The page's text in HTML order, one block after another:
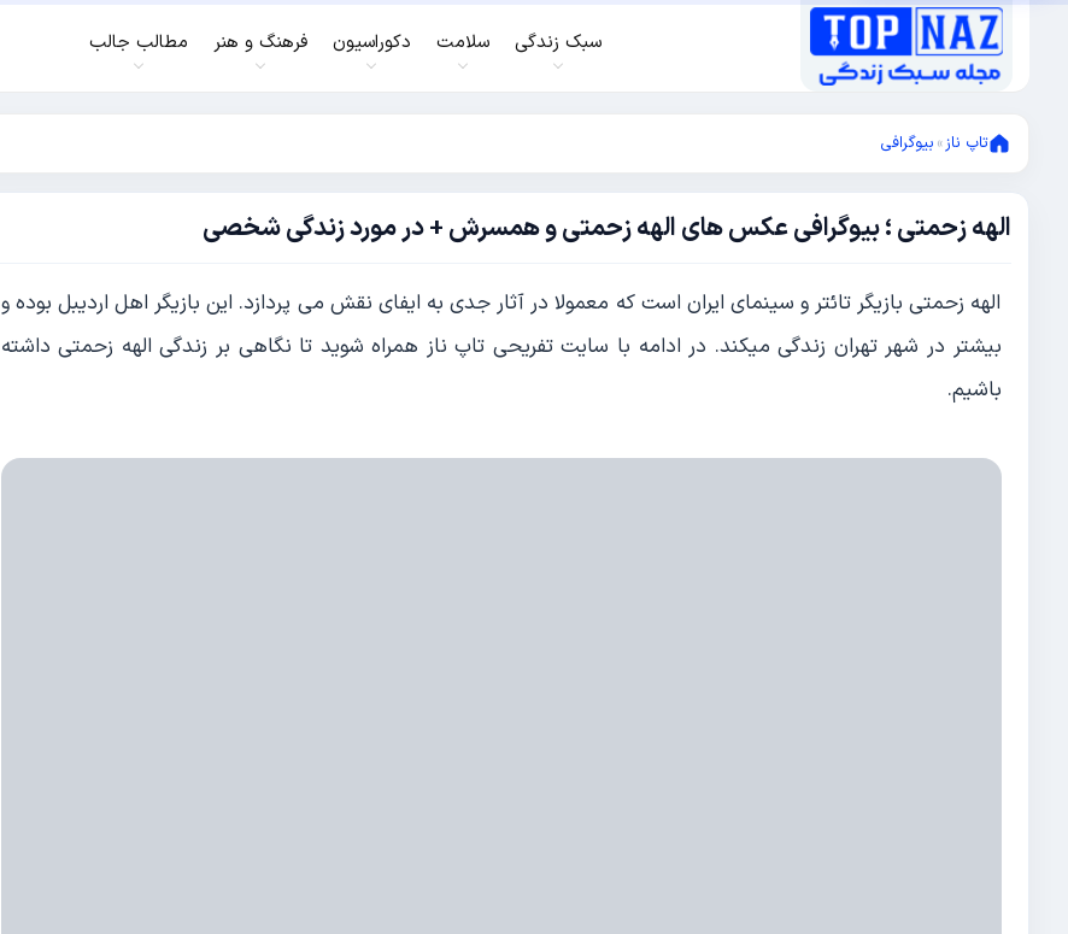
سبک زندگی سلامت دکوراسیون فرهنگ و هنر مطالب جالب
تاپ ناز» بیوگرافی
الهه زحمتی ؛ بیوگرافی عکس های الهه زحمتی و همسرش + در مورد زندگی شخصی
مارس
2024
20,
2024
الهه زحمتی بازیگر تائتر و سینمای ایران است که معمولا در آثار جدی به ایفای نقش می پردازد. این بازیگر اهل اردیبل بوده و
بیشتر در شهر تهران زندگی میکند. در ادامه با سایت تفریحی تاپ ناز همراه شوید تا نگاهی بر زندگی الهه زحمتی داشته
باشیم.